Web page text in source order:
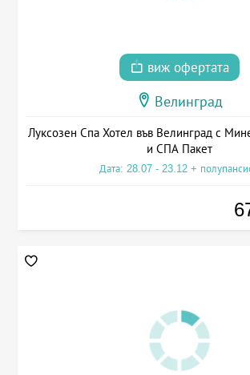
виж офертата
Велинград
Луксозен Спа Хотел във Велинград с
и СПА Пакет
Дата: 28.07 - 23.12 +